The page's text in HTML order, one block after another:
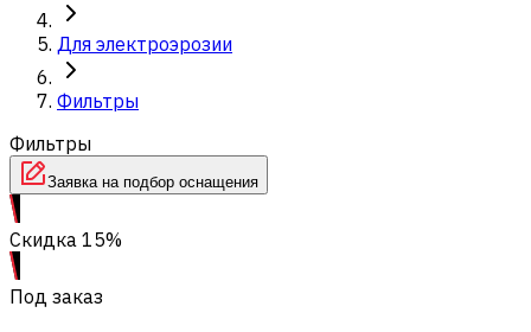
Для электроэрозии
Фильтры
Фильтры
Заявка на подбор оснащения
Скидка 15%
Под заказ